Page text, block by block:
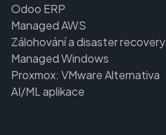
Odoo ERP
Managed AWS
Zálohování a disaster recovery
Managed Windows
Proxmox: VMware Alternativa
AI/ML aplikace